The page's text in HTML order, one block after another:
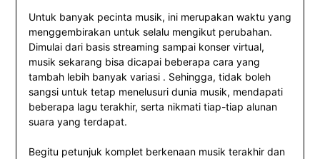
Untuk banyak pecinta musik, ini merupakan waktu yang
menggembirakan untuk selalu mengikut perubahan.
Dimulai dari basis streaming sampai konser virtual,
musik sekarang bisa dicapai beberapa cara yang
tambah lebih banyak variasi . Sehingga, tidak boleh
sangsi untuk tetap menelusuri dunia musik, mendapati
beberapa lagu terakhir, serta nikmati tiap-tiap alunan
suara yang terdapat.
Begitu petunjuk komplet berkenaan musik terakhir dan